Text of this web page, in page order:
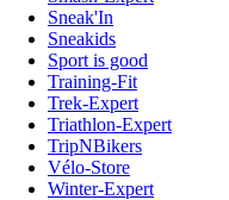
Sneak'In
Sneakids
Sport is good
Training-Fit
Trek-Expert
Triathlon-Expert
TripNBikers
Vélo-Store
Winter-Expert